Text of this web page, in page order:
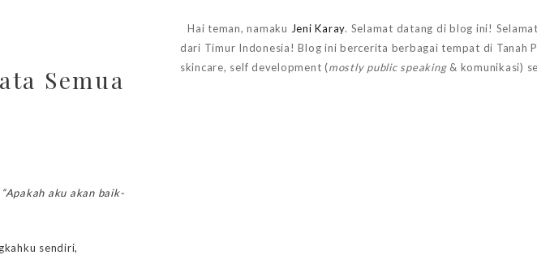
Semua
“Apakah aku akan baik-
sendiri,
Hai teman, namaku Jeni Karay. Selamat datang di blog ini!
dari Timur Indonesia! Blog ini bercerita berbagai tempat di Tanah
skincare, self development (mostly public speaking& komunikasi)